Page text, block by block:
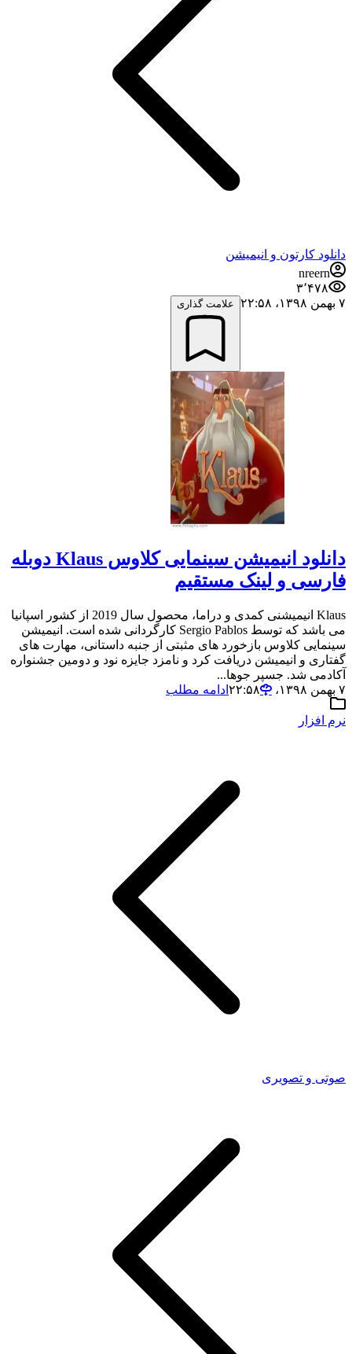
دانلود کارتون و انیمیشن
nreern
۳٬۴۷۸
۷ بهمن ۱۳۹۸،‏ ۲۲:۵۸
علامت گذاری
دانلود انیمیشن سینمایی کلاوس Klaus دوبله
فارسی و لینک مستقیم
Klaus انیمیشنی کمدی و دراما، محصول سال 2019 از کشور اسپانیا
می باشد که توسط Sergio Pablos کارگردانی شده است. انیمیشن
سینمایی کلاوس بازخورد های مثبتی از جنبه داستانی، مهارت های
گفتاری و انیمیشن دریافت کرد و نامزد جایزه نود و دومین جشنواره
آکادمی شد. جسپر جوها...
۷ بهمن ۱۳۹۸،‏ ۲۲:۵۸
ادامه مطلب
نرم افزار
صوتی و تصویری